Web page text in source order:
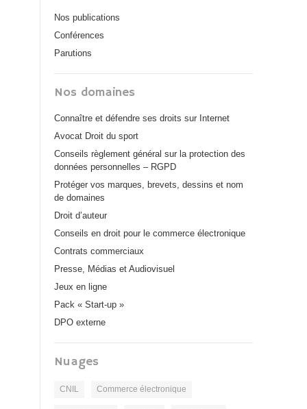
Nos publications
Conférences
Parutions
Nos domaines
Connaître et défendre ses droits sur Internet
Avocat Droit du sport
Conseils règlement général sur la protection des
données personnelles – RGPD
Protéger vos marques, brevets, dessins et nom
de domaines
Droit d’auteur
Conseils en droit pour le commerce électronique
Contrats commerciaux
Presse, Médias et Audiovisuel
Jeux en ligne
Pack « Start-up »
DPO externe
Nuages
CNIL Commerce électronique